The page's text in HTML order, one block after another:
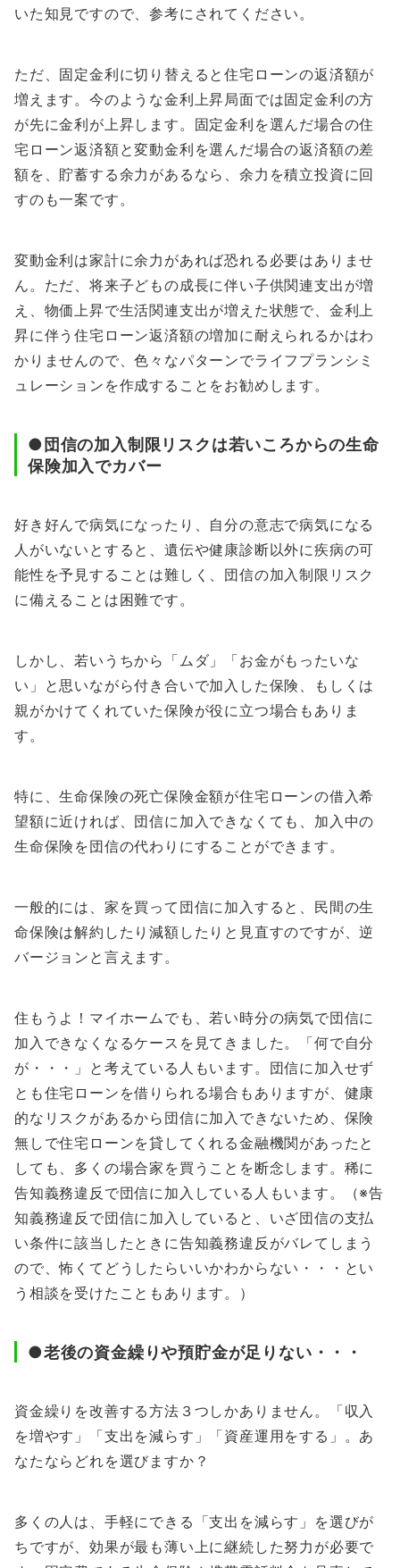
いた知見ですので、参考にされてください。
ただ、固定金利に切り替えると住宅ローンの返済額が
増えます。今のような金利上昇局面では固定金利の方
が先に金利が上昇します。固定金利を選んだ場合の住
宅ローン返済額と変動金利を選んだ場合の返済額の差
額を、貯蓄する余力があるなら、余力を積立投資に回
すのも一案です。
変動金利は家計に余力があれば恐れる必要はありませ
ん。ただ、将来子どもの成長に伴い子供関連支出が増
え、物価上昇で生活関連支出が増えた状態で、金利上
昇に伴う住宅ローン返済額の増加に耐えられるかはわ
かりませんので、色々なパターンでライフプランシミ
ュレーションを作成することをお勧めします。
●団信の加入制限リスクは若いころからの生命
保険加入でカバー
好き好んで病気になったり、自分の意志で病気になる
人がいないとすると、遺伝や健康診断以外に疾病の可
能性を予見することは難しく、団信の加入制限リスク
に備えることは困難です。
しかし、若いうちから「ムダ」「お金がもったいな
い」と思いながら付き合いで加入した保険、もしくは
親がかけてくれていた保険が役に立つ場合もありま
す。
特に、生命保険の死亡保険金額が住宅ローンの借入希
望額に近ければ、団信に加入できなくても、加入中の
生命保険を団信の代わりにすることができます。
一般的には、家を買って団信に加入すると、民間の生
命保険は解約したり減額したりと見直すのですが、逆
バージョンと言えます。
住もうよ！マイホームでも、若い時分の病気で団信に
加入できなくなるケースを見てきました。「何で自分
が・・・」と考えている人もいます。団信に加入せず
とも住宅ローンを借りられる場合もありますが、健康
的なリスクがあるから団信に加入できないため、保険
無しで住宅ローンを貸してくれる金融機関があったと
しても、多くの場合家を買うことを断念します。稀に
告知義務違反で団信に加入している人もいます。（※告
知義務違反で団信に加入していると、いざ団信の支払
い条件に該当したときに告知義務違反がバレてしまう
ので、怖くてどうしたらいいかわからない・・・とい
う相談を受けたこともあります。）
●老後の資金繰りや預貯金が足りない・・・
資金繰りを改善する方法３つしかありません。「収入
を増やす」「支出を減らす」「資産運用をする」。あ
なたならどれを選びますか？
多くの人は、手軽にできる「支出を減らす」を選びが
ちですが、効果が最も薄い上に継続した努力が必要で